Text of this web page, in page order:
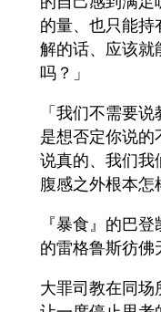
的量、也只能
解的话、应该就
吗？」
「我们不需要
是想否定你说
说真的、我们我
腹感之外根本怎
『暴食』的巴
的雷格鲁斯彷佛
大罪司教在同